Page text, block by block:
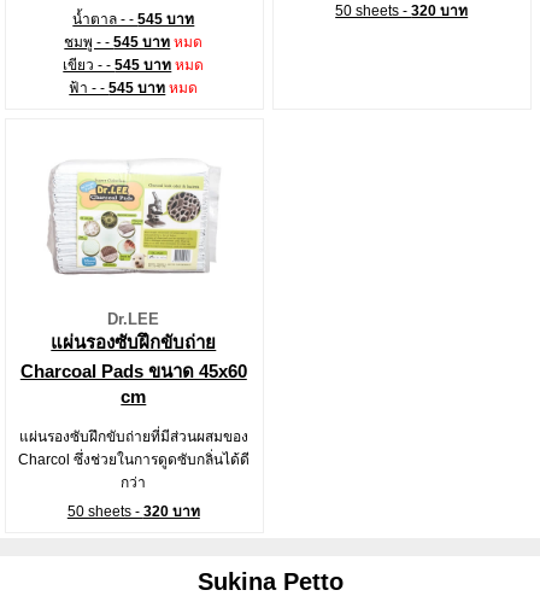
น้ำตาล - -545 บาท
ชมพู - -545 บาท หมด
เขียว - -545 บาท หมด
ฟ้า - -545 บาท หมด
50 sheets -320 บาท
Dr.LEE
แผ่นรองซับฝึกขับถ่าย
Charcoal Pads ขนาด 45x60
cm
แผ่นรองซับฝึกขับถ่ายที่มีส่วนผสมของ
Charcol ซึ่งช่วยในการดูดซับกลิ่นได้ดี
กว่า
50 sheets - 320 บาท
Sukina Petto